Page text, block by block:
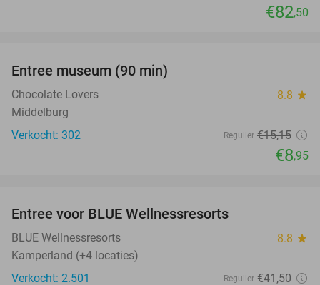
€82,50
Entree museum (90 min)
Chocolate Lovers 8.8 star
Middelburg
Verkocht: 302
Regulier €15,15
€8,95
Entree voor BLUE Wellnessresorts
BLUE Wellnessresorts 8.8 star
Kamperland (+4 locaties)
Verkocht: 2.501
Regulier €41,50